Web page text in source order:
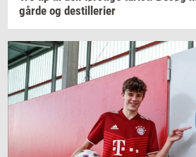
går­de og destil­le­ri­er